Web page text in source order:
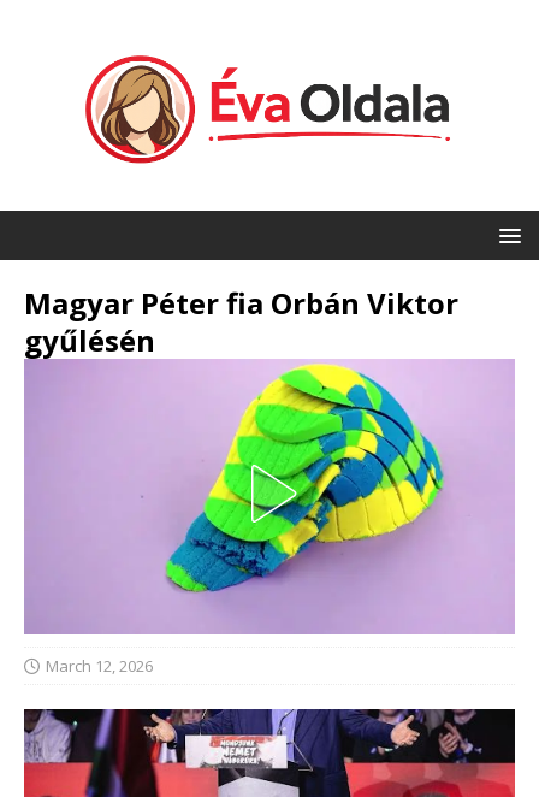
Magyar Péter fia Orbán Viktor
gyűlésén
March 12, 2026